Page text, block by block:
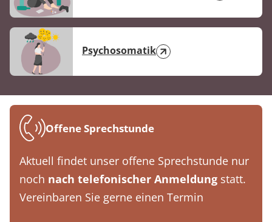
Psychosomatik
Offene Sprechstunde
Aktuell findet unser offene Sprechstunde nur
noch nach telefonischer Anmeldung statt.
Vereinbaren Sie gerne einen Termin